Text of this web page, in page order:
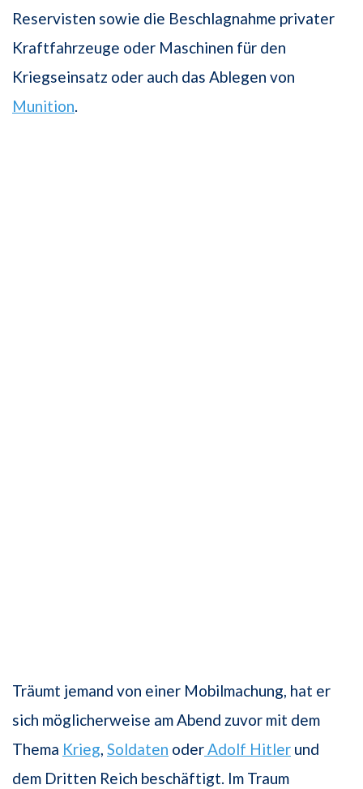
Reservisten sowie die Beschlagnahme privater
Kraftfahrzeuge oder Maschinen für den
Kriegseinsatz oder auch das Ablegen von
Munition.
Träumt jemand von einer Mobilmachung, hat er
sich möglicherweise am Abend zuvor mit dem
Thema Krieg, Soldaten oderAdolf Hitler und
dem Dritten Reich beschäftigt. Im Traum